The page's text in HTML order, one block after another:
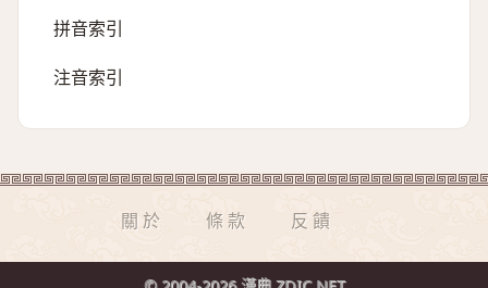
拼音索引
注音索引
關於 條款 反饋